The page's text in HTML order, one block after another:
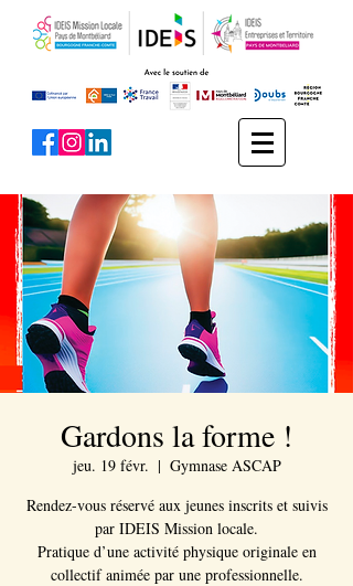
Gardons la forme !
jeu. 19 févr.
  |
Gymnase ASCAP
Rendez-vous réservé aux jeunes inscrits et suivis
par IDEIS Mission locale.
Pratique d’une activité physique originale en
collectif animée par une professionnelle.